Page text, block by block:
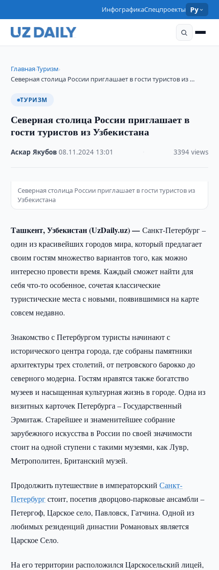
ИнфографикаСпецпроекты Ру
Главная›Туризм›
Северная столица России приглашает в гости туристов из …
ТУРИЗМ
Северная столица России приглашает в
гости туристов из Узбекистана
Аскар Якубов ·08.11.2024 13:01 3394 views
Северная столица России приглашает в гости туристов из
Узбекистана
Ташкент, Узбекистан (UzDaily.uz) —Санкт-Петербург –
один из красивейших городов мира, который предлагает
своим гостям множество вариантов того, как можно
интересно провести время. Каждый сможет найти для
себя что-то особенное, сочетая классические
туристические места с новыми, появившимися на карте
совсем недавно.
Знакомство с Петербургом туристы начинают с
исторического центра города, где собраны памятники
архитектуры трех столетий, от петровского барокко до
северного модерна. Гостям нравятся также богатство
музеев и насыщенная культурная жизнь в городе. Одна из
визитных карточек Петербурга – Государственный
Эрмитаж. Старейшее и знаменитейшее собрание
зарубежного искусства в России по своей значимости
стоит на одной ступени с такими музеями, как Лувр,
Метрополитен, Британский музей.
Продолжить путешествие в императорскийСанкт-
Петербургстоит, посетив дворцово-парковые ансамбли –
Петергоф, Царское село, Павловск, Гатчина. Одной из
любимых резиденций династии Романовых является
Царское Село.
На его территории расположился Царскосельский лицей,